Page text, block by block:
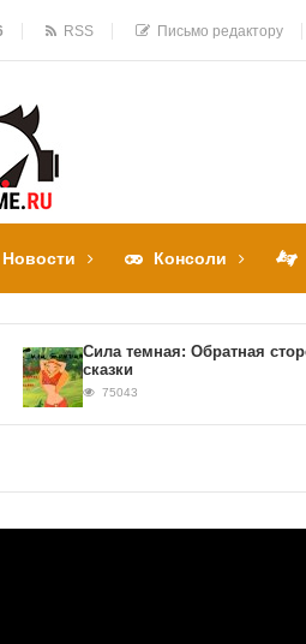
RSS Письмо редактору
Новости Консоли
Сила темная: Обратная сторона
сказки
75043